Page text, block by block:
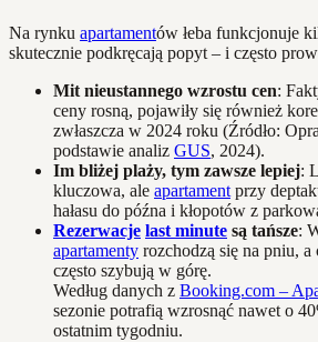
Na rynku apartamentów łeba funkcjonuje
skutecznie podkręcają popyt – i często
Mit nieustannego wzrostu cen:
ceny rosną, pojawiły się również
zwłaszcza w 2024 roku (Źródło:
podstawie analiz GUS, 2024).
Im bliżej plaży, tym zawsze lepiej:
kluczowa, ale apartament przy
hałasu do późna i kłopotów z
Rezerwacje last minute są tańsze:
apartamenty rozchodzą się na pniu,
często szybują w górę.
Według danych z Booking.com –
sezonie potrafią wzrosnąć nawet o
ostatnim tygodniu.